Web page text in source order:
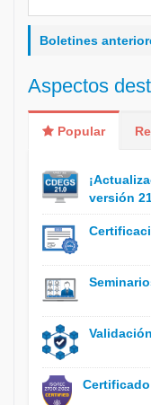
Boletines
Aspectos
Popular
versión
Certificado